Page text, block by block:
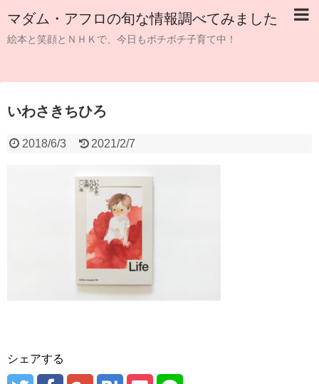
マダム・アフロの旬な情報調べてみました
絵本と笑顔とＮＨＫで、今日もボチボチ子育て中！
いわさきちひろ
2018/6/3 2021/2/7
シェアする